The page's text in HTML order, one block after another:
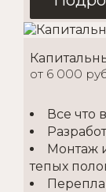
от 6 000
Все что
Монтаж
тепых